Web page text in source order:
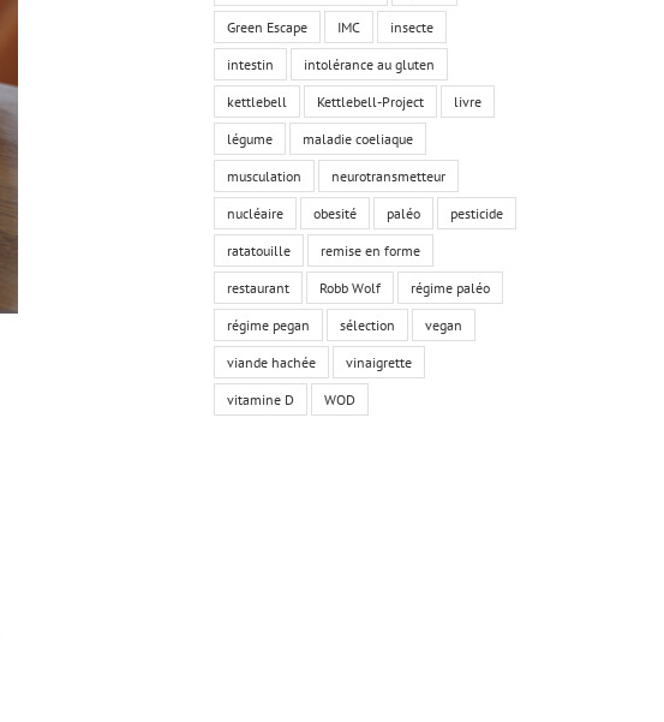
Green Escape IMC insecte
intestin intolérance au gluten
kettlebell Kettlebell-Project livre
légume maladie coeliaque
musculation neurotransmetteur
nucléaire obesité paléo pesticide
ratatouille remise en forme
restaurant Robb Wolf régime paléo
régime pegan sélection vegan
viande hachée vinaigrette
vitamine D WOD